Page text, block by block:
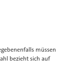
müssen
bezieht sich auf